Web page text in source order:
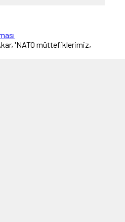
'NATO müttefiklerimiz,